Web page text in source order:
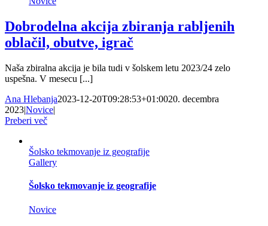
Dobrodelna akcija zbiranja rabljenih
oblačil, obutve, igrač
Naša zbiralna akcija je bila tudi v šolskem letu 2023/24 zelo
uspešna. V mesecu [...]
Ana Hlebanja2023-12-20T09:28:53+01:0020. decembra
2023|Novice|
Preberi več
Šolsko tekmovanje iz geografije
Gallery
Šolsko tekmovanje iz geografije
Novice